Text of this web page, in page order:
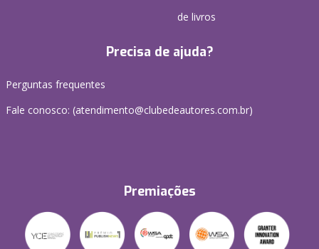
de livros
Precisa de ajuda?
Perguntas frequentes
Fale conosco: (atendimento@clubedeautores.com.br)
Premiações